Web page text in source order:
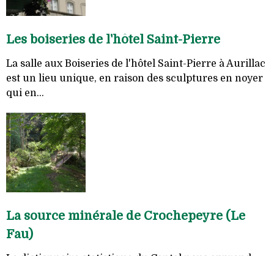
Les boiseries de l'hôtel Saint-Pierre
La salle aux Boiseries de l'hôtel Saint-Pierre à Aurillac
est un lieu unique, en raison des sculptures en noyer
qui en...
La source minérale de Crochepeyre (Le
Fau)